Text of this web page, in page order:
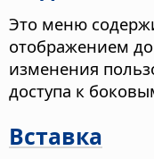
Это меню
отображением
изменения
доступа к
Вставка